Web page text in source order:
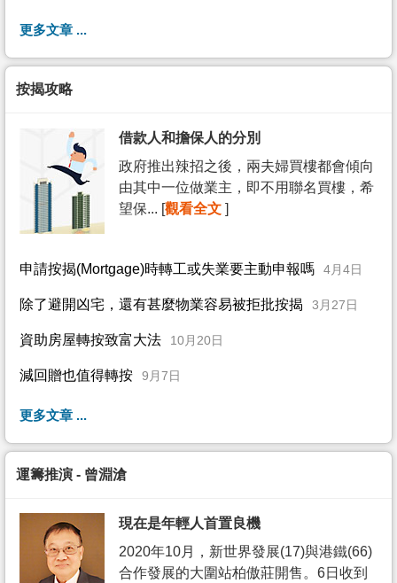
更多文章 ...
按揭攻略
借款人和擔保人的分別
政府推出辣招之後，兩夫婦買樓都會傾向
由其中一位做業主，即不用聯名買樓，希
望保... [觀看全文 ]
申請按揭(Mortgage)時轉工或失業要主動申報嗎 4月4日
除了避開凶宅，還有甚麼物業容易被拒批按揭 3月27日
資助房屋轉按致富大法 10月20日
減回贈也值得轉按 9月7日
更多文章 ...
運籌推演 - 曾淵滄
現在是年輕人首置良機
2020年10月，新世界發展(17)與港鐵(66)
合作發展的大圍站柏傲莊開售。6日收到